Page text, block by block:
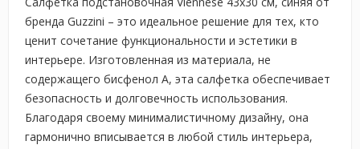
бренда Guzzini – это идеальное решение для тех, кто
ценит сочетание функциональности и эстетики в
интерьере. Изготовленная из материала, не
содержащего бисфенол А, эта салфетка обеспечивает
безопасность и долговечность использования.
Благодаря своему минималистичному дизайну, она
гармонично вписывается в любой стиль интерьера,